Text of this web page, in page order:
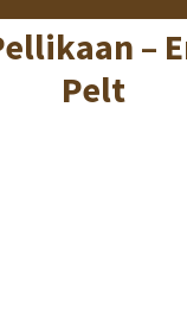
–
Pelt